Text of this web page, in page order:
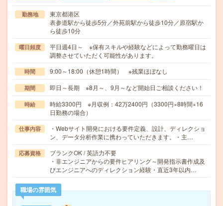
勤務地
東京都港区
表参道駅から徒歩5分／外苑前駅から徒歩10分／原宿駅か
ら徒歩10分
曜日頻度
平日週4日～ ※保有スキルや経験などによって勤務曜日は
調整させていただく可能性があります。
時間 9:00～18:00（休憩1時間） ※残業ほぼなし
期間 即日～長期 ※8月～、9月～など開始日ご相談ください！
時給
時給3300円 ※月収例：42万2400円（3300円×8時間×16
日勤務の場合）
仕事内容
・Webサイト開発における要件定義、設計、ディレクショ
ン、データ分析作業に携わっていただきます。・主…
応募資格
ブランクOK / 英語力不要
・非エンジニアからの要件ヒアリング～開発指示書作成及
びエンジニアへのディレクション経験・直近3年以内…
職場の雰囲気